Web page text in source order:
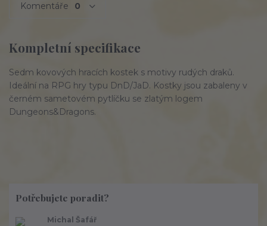
Komentáře 0
Kompletní specifikace
Sedm kovových hracích kostek s motivy rudých draků.
Ideální na RPG hry typu DnD/JaD. Kostky jsou zabaleny v
černém sametovém pytlíčku se zlatým logem
Dungeons&Dragons.
Potřebujete poradit?
Michal Šafář